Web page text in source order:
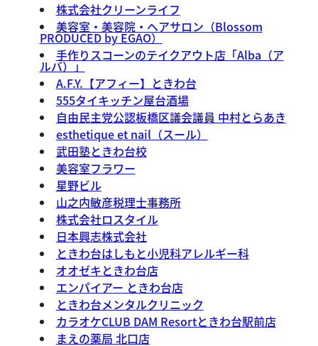
株式会社クリーンライフ
美容室・美容院・ヘアサロン（Blossom
PRODUCED by EGAO）
手作りスコーンのテイクアウト店「Alba（ア
ルバ）」
A.F.Y.【アフィー】ときわ台
555タイキッチン屋台酒場
自由民主党公認板橋区議会議員 中村とらあき
esthetique et nail（スール）
武田塾ときわ台校
美容室フラワー
星野ビル
山之内敏彦税理士事務所
株式会社ロスタイル
日本興志株式会社
ときわ台はしもと小児科アレルギー科
オオゼキときわ台店
エンパイアー ときわ台店
ときわ台メンタルクリニック
カラオケCLUB DAM Resortときわ台駅前店
まえの薬局 北口店